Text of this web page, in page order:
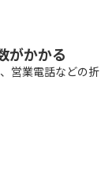
がかかる
営業電話などの折